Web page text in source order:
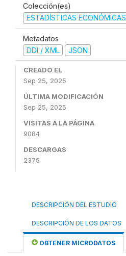
Colección(es)
ESTADÍSTICAS ECONÓMICAS
Metadatos
DDI / XML
JSON
CREADO EL
Sep 25, 2025
ÚLTIMA MODIFICACIÓN
Sep 25, 2025
VISITAS A LA PÁGINA
9084
DESCARGAS
2375
DESCRIPCIÓN DEL ESTUDIO
DESCRIPCIÓN DE LOS DATOS
OBTENER MICRODATOS